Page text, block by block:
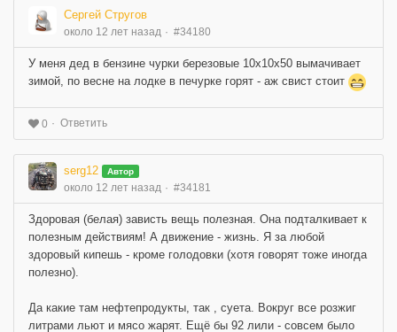
Сергей Стругов
около 12 лет назад #34180
У меня дед в бензине чурки березовые 10х10х50 вымачивает
зимой, по весне на лодке в печурке горят - аж свист стоит
0 Ответить
serg12 Автор
около 12 лет назад #34181
Здоровая (белая) зависть вещь полезная. Она подталкивает к
полезным действиям! А движение - жизнь. Я за любой
здоровый кипешь - кроме голодовки (хотя говорят тоже иногда
полезно).
Да какие там нефтепродукты, так , суета. Вокруг все розжиг
литрами льют и мясо жарят. Ещё бы 92 лили - совсем было